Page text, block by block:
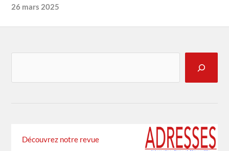
26 mars 2025
Découvrez notre revue